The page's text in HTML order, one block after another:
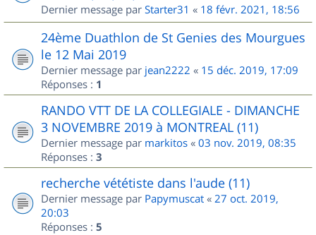
Dernier message par Starter31 « 18 févr. 2021, 18:56
24ème Duathlon de St Genies des Mourgues
le 12 Mai 2019
Dernier message par jean2222 « 15 déc. 2019, 17:09
Réponses : 1
RANDO VTT DE LA COLLEGIALE - DIMANCHE
3 NOVEMBRE 2019 à MONTREAL (11)
Dernier message par markitos « 03 nov. 2019, 08:35
Réponses : 3
recherche vététiste dans l'aude (11)
Dernier message par Papymuscat « 27 oct. 2019,
20:03
Réponses : 5